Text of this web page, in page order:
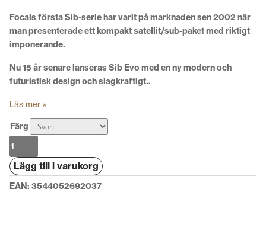
Focals första Sib-serie har varit på marknaden sen 2002 när
man presenterade ett kompakt satellit/sub-paket med riktigt
imponerande.
Nu 15 år senare lanseras Sib Evo med en ny modern och
futuristisk design och slagkraftigt..
Läs mer »
Färg
Focal
Sib
Evo
5.1.2
Lägg till i varukorg
EAN: 3544052692037